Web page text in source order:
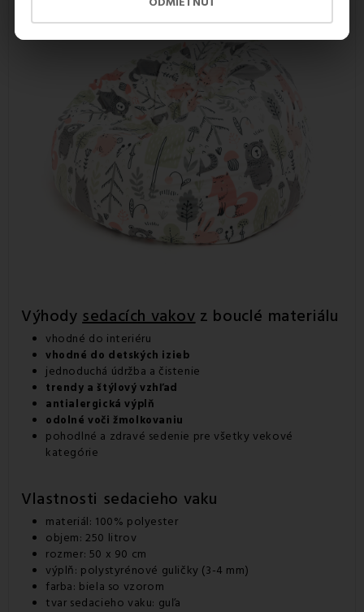
Výhodysedacích vakovz bouclé materiálu
vhodné do interiéru
vhodné do detských izieb
jednoduchá údržba a čistenie
trendy a štýlový vzhľad
antialergická výplň
odolné voči žmolkovaniu
pohodlné a zdravé sedenie pre všetky vekové
kategórie
Vlastnosti sedacieho vaku
materiál: 100% polyester
objem: 250 litrov
rozmer: 50 x 90 cm
výplň: polystyrénové guličky (3-4 mm)
farba: biela so vzorom
tvar sedacieho vaku: guľa